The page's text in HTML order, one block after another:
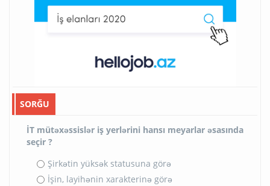
SORĞU
İT mütəxəssislər iş yerlərini hansı meyarlar əsasında
seçir ?
Şirkətin yüksək statusuna görə
İşin, layihənin xarakterinə görə